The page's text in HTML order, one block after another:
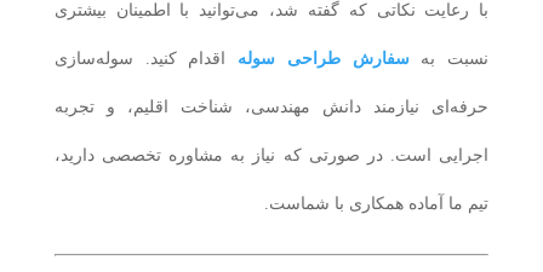
با رعایت نکاتی که گفته شد، می‌توانید با اطمینان بیشتری
نسبت بهسفارش طراحی سوله اقدام کنید. سوله‌سازی
حرفه‌ای نیازمند دانش مهندسی، شناخت اقلیم، و تجربه
اجرایی است. در صورتی که نیاز به مشاوره تخصصی دارید،
تیم ما آماده همکاری با شماست.